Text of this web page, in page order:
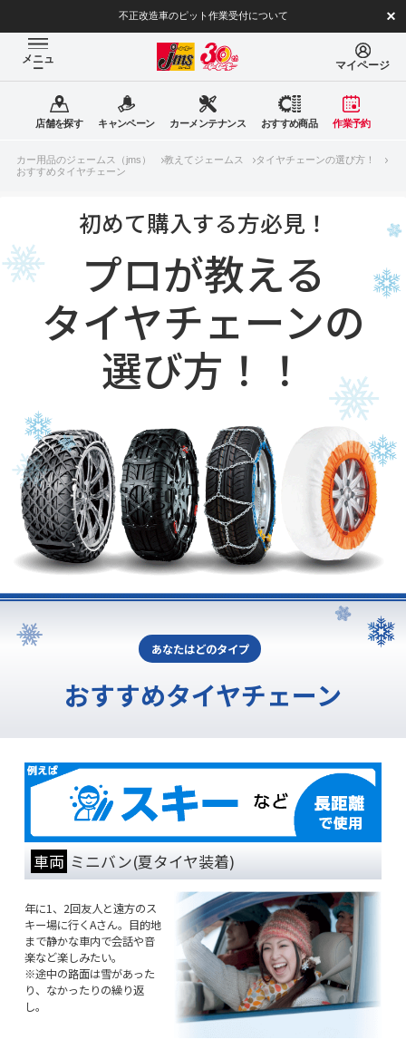
不正改造車のピット作業受付について
メニュ
ー マイページ
店舗を探す キャンペーン カーメンテナンス おすすめ商品 作業予約
カー用品のジェームス（jms） 教えてジェームス
タイヤチェーンの選び方！
おすすめタイヤチェーン
初めて購入する方必見！
プロが教える
タイヤチェーンの
選び方！！
あなたはどのタイプ
おすすめタイヤチェーン
車両 ミニバン(夏タイヤ装着)
年に1、2回友人と遠方のス
キー場に行くAさん。目的地
まで静かな車内で会話や音
楽など楽しみたい。
※途中の路面は雪があった
り、なかったりの繰り返
し。